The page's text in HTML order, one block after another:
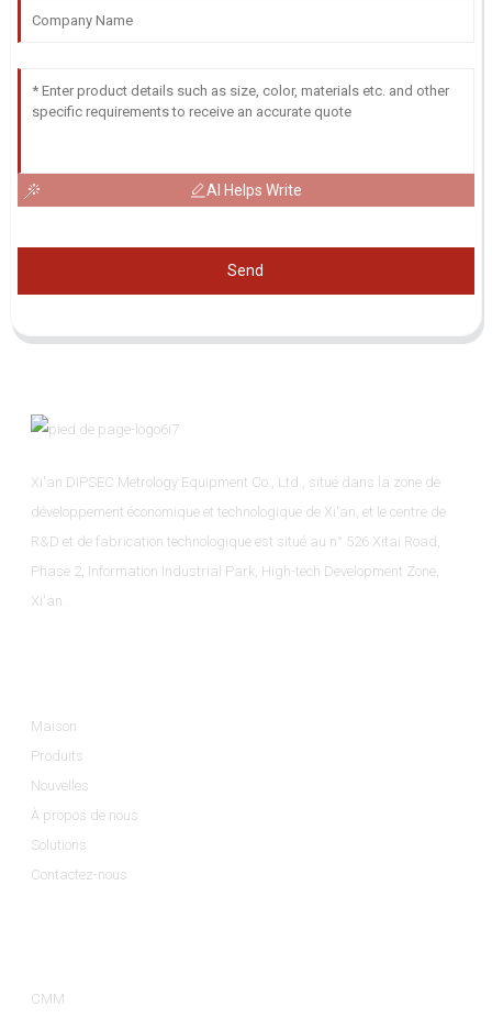
AI Helps Write
Send
Xi'an DIPSEC Metrology Equipment Co., Ltd., situé dans la zone de
développement économique et technologique de Xi'an, et le centre de
R&D et de fabrication technologique est situé au n° 526 Xitai Road,
Phase 2, Information Industrial Park, High-tech Development Zone,
Xi'an.
Maison
Produits
Nouvelles
À propos de nous
Solutions
Contactez-nous
CMM